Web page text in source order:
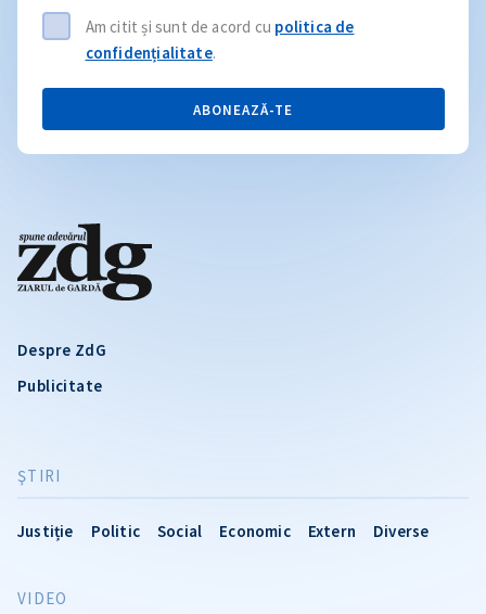
Despre ZdG
Publicitate
ŞTIRI
Justiție Politic Social Economic Extern Diverse
VIDEO
Am citit și sunt de acord cu politica de
confidențialitate.
ABONEAZĂ-TE